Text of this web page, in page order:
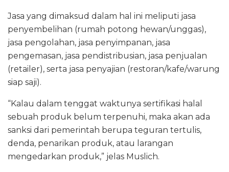
Jasa yang dimaksud dalam hal ini meliputi jasa
penyembelihan (rumah potong hewan/unggas),
jasa pengolahan, jasa penyimpanan, jasa
pengemasan, jasa pendistribusian, jasa penjualan
(retailer), serta jasa penyajian (restoran/kafe/warung
siap saji).
“Kalau dalam tenggat waktunya sertifikasi halal
sebuah produk belum terpenuhi, maka akan ada
sanksi dari pemerintah berupa teguran tertulis,
denda, penarikan produk, atau larangan
mengedarkan produk,” jelas Muslich.